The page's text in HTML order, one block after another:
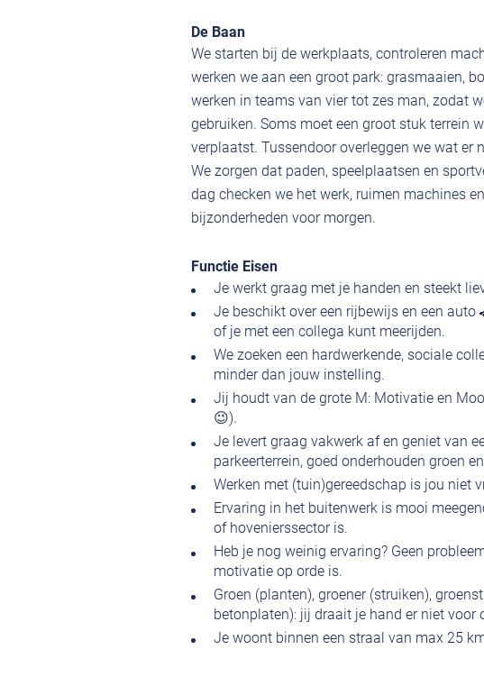
De Baan
We starten bij de werkplaats, controleren
werken we aan een groot park: grasmaaien,
werken in teams van vier tot zes man, zodat
gebruiken. Soms moet een groot stuk terrein
verplaatst. Tussendoor overleggen we wat er
We zorgen dat paden, speelplaatsen en
dag checken we het werk, ruimen machines
bijzonderheden voor morgen.
Functie Eisen
Je werkt graag met je handen en steekt
Je beschikt over een rijbewijs en een auto
of je met een collega kunt meerijden.
We zoeken een hardwerkende, sociale
minder dan jouw instelling.
Jij houdt van de grote M: Motivatie en
😉).
Je levert graag vakwerk af en geniet van
parkeerterrein, goed onderhouden groen
Werken met (tuin)gereedschap is jou niet
Ervaring in het buitenwerk is mooi
of hovenierssector is.
Heb je nog weinig ervaring? Geen
motivatie op orde is.
Groen (planten), groener (struiken),
betonplaten): jij draait je hand er niet voor
Je woont binnen een straal van max 25